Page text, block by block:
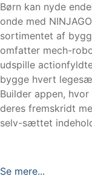
Børn kan nyde
onde med
sortimentet af
omfatter mech-
udspille
bygge hvert
Builder appen,
deres fremskridt
selv-sættet
Se mere...